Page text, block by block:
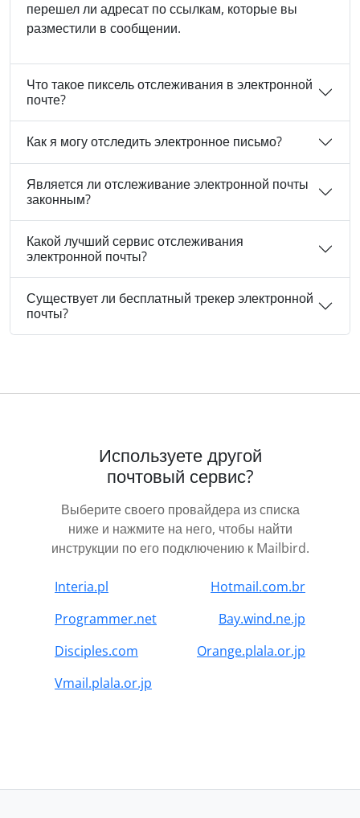
перешел ли адресат по ссылкам, которые вы
разместили в сообщении.
Что такое пиксель отслеживания в электронной
почте?
Как я могу отследить электронное письмо?
Является ли отслеживание электронной почты
законным?
Какой лучший сервис отслеживания
электронной почты?
Существует ли бесплатный трекер электронной
почты?
Используете другой
почтовый сервис?
Выберите своего провайдера из списка
ниже и нажмите на него, чтобы найти
инструкции по его подключению к Mailbird.
Interia.pl
Hotmail.com.br
Programmer.net
Bay.wind.ne.jp
Disciples.com
Orange.plala.or.jp
Vmail.plala.or.jp